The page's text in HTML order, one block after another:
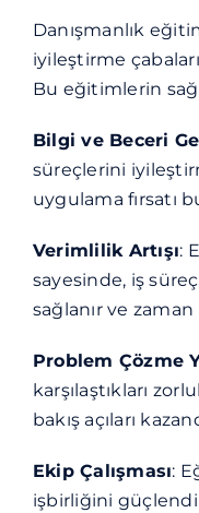
Danışmanlık
iyileştirme
Bu eğitimlerin
Bilgi ve Beceri
süreçlerini
uygulama fırsatı
Verimlilik Artışı:
sayesinde, iş
sağlanır ve
Problem Çözme
karşılaştıkları
bakış açıları
Ekip Çalışması:
işbirliğini